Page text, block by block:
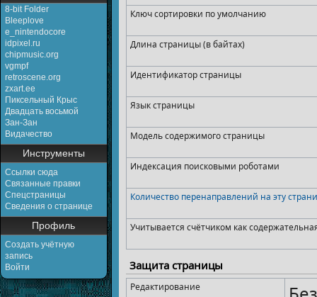
8-bit Folder
Bleeplove
e_nintendocore
idpixel.ru
chipmusic.org
vgmpf
retroscene.org
zxart.ee
Пиксельный Крыс
Двадцать восьмой
Зан-Зан
Видачество
Инструменты
Ссылки сюда
Связанные правки
Спецстраницы
Сведения о странице
Профиль
Создать учётную
запись
Войти
Ключ сортировки по умолчанию
Длина страницы (в байтах)
Идентификатор страницы
Язык страницы
Модель содержимого страницы
Индексация поисковыми роботами
Количество перенаправлений на эту
Учитывается счётчиком как
Защита страницы
Редактирование